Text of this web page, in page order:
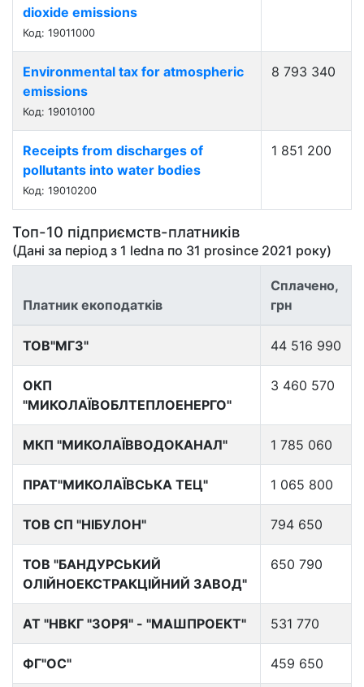
dioxide emissions
Код: 19011000
Environmental tax for atmospheric
emissions
Код: 19010100
8 793 340
Receipts from discharges of
pollutants into water bodies
Код: 19010200
1 851 200
Топ-10 підприємств-платників
(Дані за період з 1 ledna по 31 prosince 2021 року)
Платник екоподатків
Сплачено,
грн
ТОВ"МГЗ" 44 516 990
ОКП
"МИКОЛАЇВОБЛТЕПЛОЕНЕРГО"
3 460 570
МКП "МИКОЛАЇВВОДОКАНАЛ" 1 785 060
ПРАТ"МИКОЛАЇВСЬКА ТЕЦ" 1 065 800
ТОВ СП "НІБУЛОН" 794 650
ТОВ "БАНДУРСЬКИЙ
ОЛІЙНОЕКСТРАКЦІЙНИЙ ЗАВОД"
650 790
АТ "НВКГ "ЗОРЯ" - "МАШПРОЕКТ" 531 770
ФГ"ОС" 459 650